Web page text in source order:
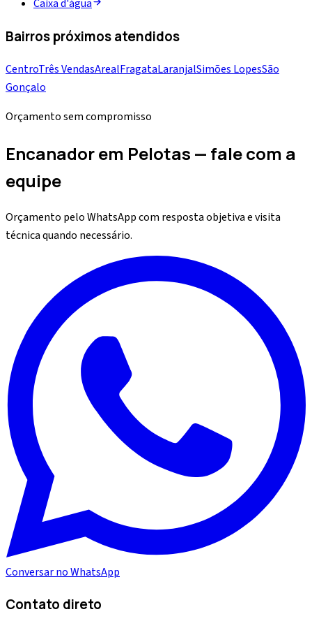
Caixa d'água
Bairros próximos atendidos
CentroTrês VendasArealFragataLaranjalSimões LopesSão
Gonçalo
Orçamento sem compromisso
Encanador em Pelotas — fale com a
equipe
Orçamento pelo WhatsApp com resposta objetiva e visita
técnica quando necessário.
Conversar no WhatsApp
Contato direto